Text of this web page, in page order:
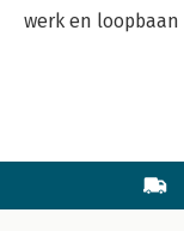
werk en loopbaan